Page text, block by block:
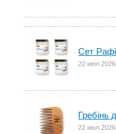
Сет
22 июл
Гребінь
22 июл